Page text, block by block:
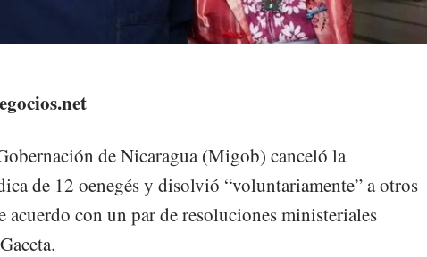
de Nicaragua (Migob) canceló la
de 12 oenegés y disolvió “voluntariamente” a otros
acuerdo con un par de resoluciones ministeriales